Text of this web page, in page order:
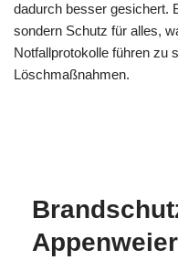
dadurch besser gesichert.
sondern Schutz für alles,
Notfallprotokolle führen zu
Löschmaßnahmen.